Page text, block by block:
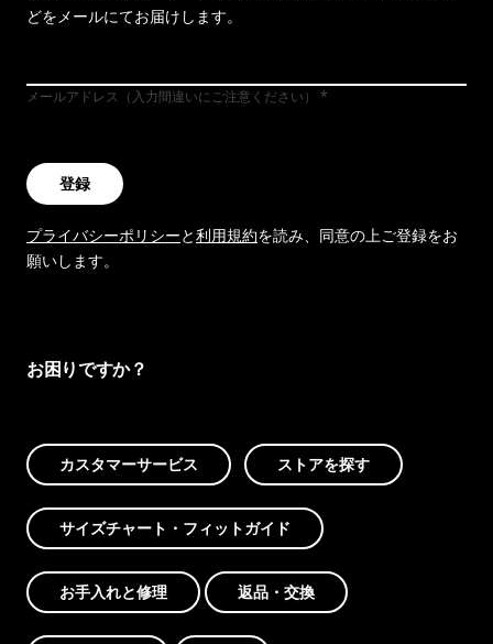
どをメールにてお届けします。
メールアドレス（入力間違いにご注意ください）
登録
プライバシーポリシーと利用規約を読み、同意の上ご登録をお
願いします。
お困りですか？
カスタマーサービス ストアを探す
サイズチャート・フィットガイド
お手入れと修理 返品・交換